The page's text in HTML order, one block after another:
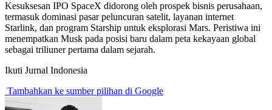
Kesuksesan IPO SpaceX didorong oleh prospek bisnis perusahaan,
termasuk dominasi pasar peluncuran satelit, layanan internet
Starlink, dan program Starship untuk eksplorasi Mars. Peristiwa ini
menempatkan Musk pada posisi baru dalam peta kekayaan global
sebagai triliuner pertama dalam sejarah.
Ikuti Jurnal Indonesia
Tambahkan ke sumber pilihan di Google